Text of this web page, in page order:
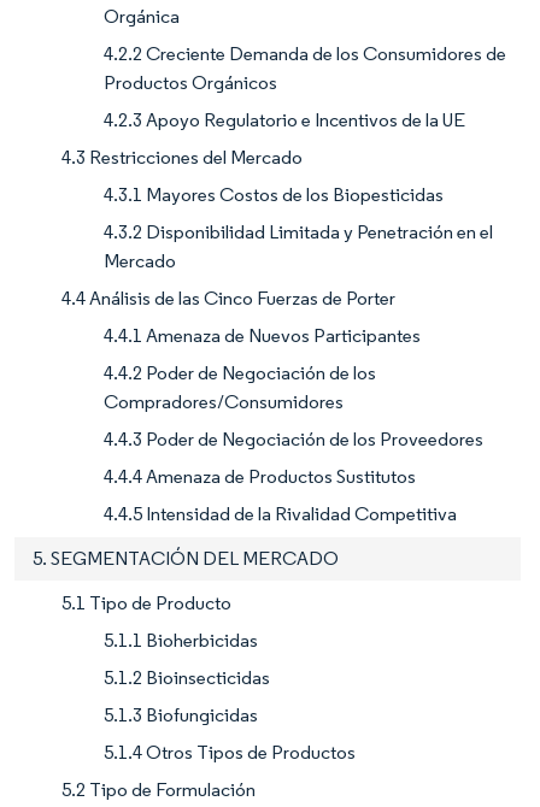
Orgánica
4.2.2 Creciente Demanda de los Consumidores de
Productos Orgánicos
4.2.3 Apoyo Regulatorio e Incentivos de la UE
4.3 Restricciones del Mercado
4.3.1 Mayores Costos de los Biopesticidas
4.3.2 Disponibilidad Limitada y Penetración en el
Mercado
4.4 Análisis de las Cinco Fuerzas de Porter
4.4.1 Amenaza de Nuevos Participantes
4.4.2 Poder de Negociación de los
Compradores/Consumidores
4.4.3 Poder de Negociación de los Proveedores
4.4.4 Amenaza de Productos Sustitutos
4.4.5 Intensidad de la Rivalidad Competitiva
5. SEGMENTACIÓN DEL MERCADO
5.1 Tipo de Producto
5.1.1 Bioherbicidas
5.1.2 Bioinsecticidas
5.1.3 Biofungicidas
5.1.4 Otros Tipos de Productos
5.2 Tipo de Formulación